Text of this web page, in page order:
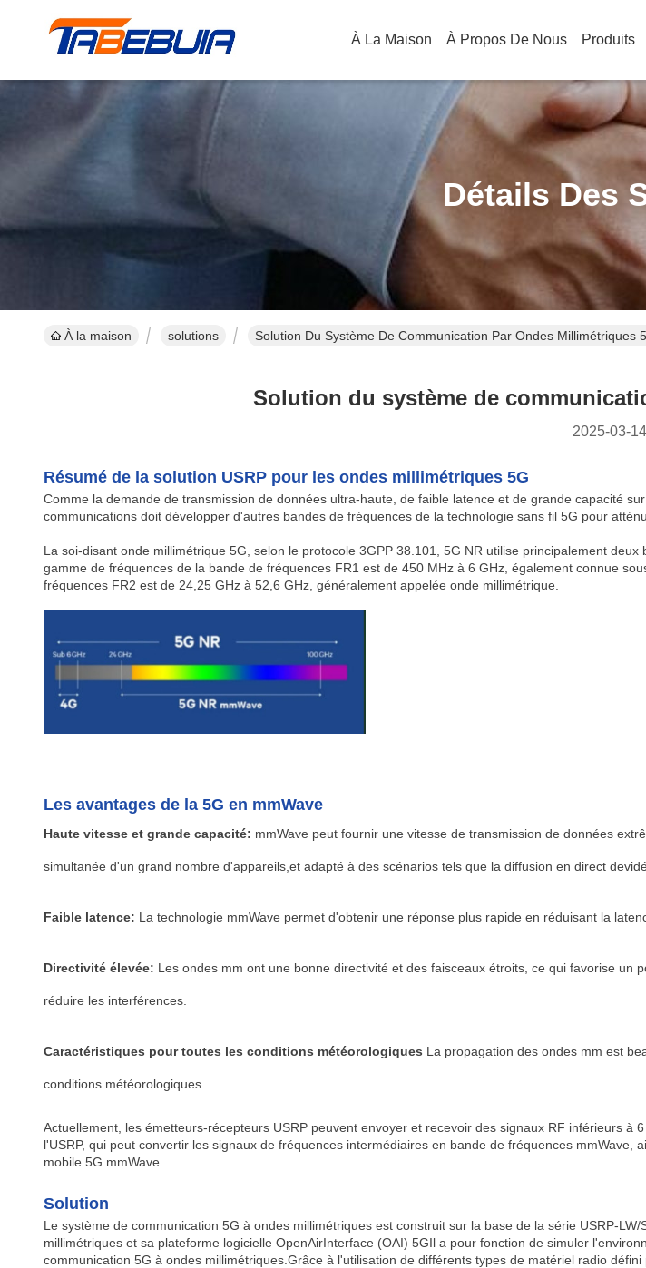
À La Maison À Propos De Nous Produits
Détails Des
À la maison solutions Solution Du Système De Communication Par Ondes Millimétriques
Solution du système de
2025-03-14
Résumé de la solution USRP pour les ondes millimétriques 5G
Comme la demande de transmission de données ultra-haute, de faible latence et de grande capacité
communications doit développer d'autres bandes de fréquences de la technologie sans fil 5G pour
La soi-disant onde millimétrique 5G, selon le protocole 3GPP 38.101, 5G NR utilise principalement
gamme de fréquences de la bande de fréquences FR1 est de 450 MHz à 6 GHz, également connue
fréquences FR2 est de 24,25 GHz à 52,6 GHz, généralement appelée onde millimétrique.
Les avantages de la 5G en mmWave
Haute vitesse et grande capacité: mmWave peut fournir une vitesse de transmission de données
simultanée d'un grand nombre d'appareils,et adapté à des scénarios tels que la diffusion en direct de
Faible latence: La technologie mmWave permet d'obtenir une réponse plus rapide en réduisant la
Directivité élevée: Les ondes mm ont une bonne directivité et des faisceaux étroits, ce qui favorise
réduire les interférences.
Caractéristiques pour toutes les conditions météorologiques La propagation des ondes mm est
conditions météorologiques.
Actuellement, les émetteurs-récepteurs USRP peuvent envoyer et recevoir des signaux RF inférieurs à
l'USRP, qui peut convertir les signaux de fréquences intermédiaires en bande de fréquences
mobile 5G mmWave.
Solution
Le système de communication 5G à ondes millimétriques est construit sur la base de la série USRP-
millimétriques et sa plateforme logicielle OpenAirInterface (OAI) 5GIl a pour fonction de simuler
communication 5G à ondes millimétriques.Grâce à l'utilisation de différents types de matériel radio